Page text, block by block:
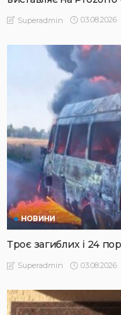
Superadmin 03.08.2026
НОВИНИ
Троє загиблих і 24
Superadmin 03.08.2026